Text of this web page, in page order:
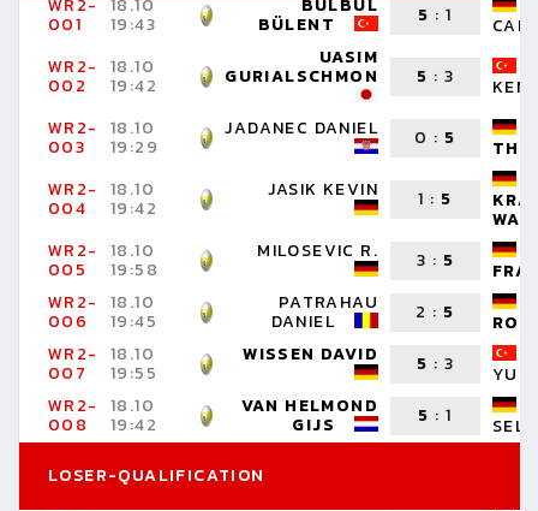
WR2-
001
18.10
19:43
BÜLBÜL
BÜLENT 5 :1
WR2-
002
18.10
19:42
UASIM
GURIALSCHMON 5 : 3
WR2-
003
18.10
19:29
JADANEC DANIEL 0 : 5
WR2-
004
18.10
19:42
JASIK KEVIN 1 : 5
WR2-
005
18.10
19:58
MILOSEVIC R. 3 : 5
WR2-
006
18.10
19:45
PATRAHAU
DANIEL 2 : 5
WR2-
007
18.10
19:55
WISSEN DAVID 5 : 3
WR2-
008
18.10
19:42
VAN HELMOND
GIJS 5 :1
LOSER-QUALIFICATION